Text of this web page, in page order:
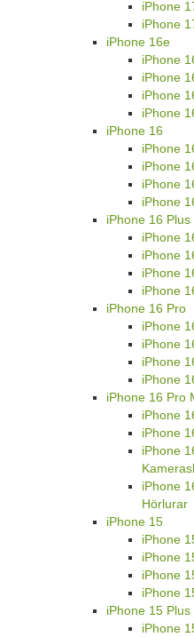
iPhone
iPhone
iPhone 16e
iPhone
iPhone
iPhone
iPhone
iPhone 16
iPhone
iPhone
iPhone
iPhone
iPhone 16 Plus
iPhone
iPhone
iPhone
iPhone
iPhone 16 Pro
iPhone
iPhone
iPhone
iPhone
iPhone 16 Pro
iPhone
iPhone
iPhone
iPhone
Hörlurar
iPhone 15
iPhone
iPhone
iPhone
iPhone
iPhone 15 Plus
iPhone